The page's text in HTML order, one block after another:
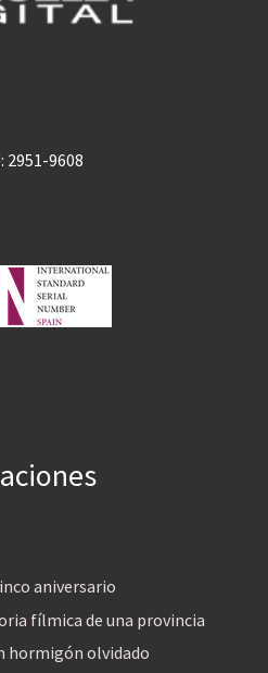
2951-9608
aniversario
fílmica de una provincia
hormigón olvidado